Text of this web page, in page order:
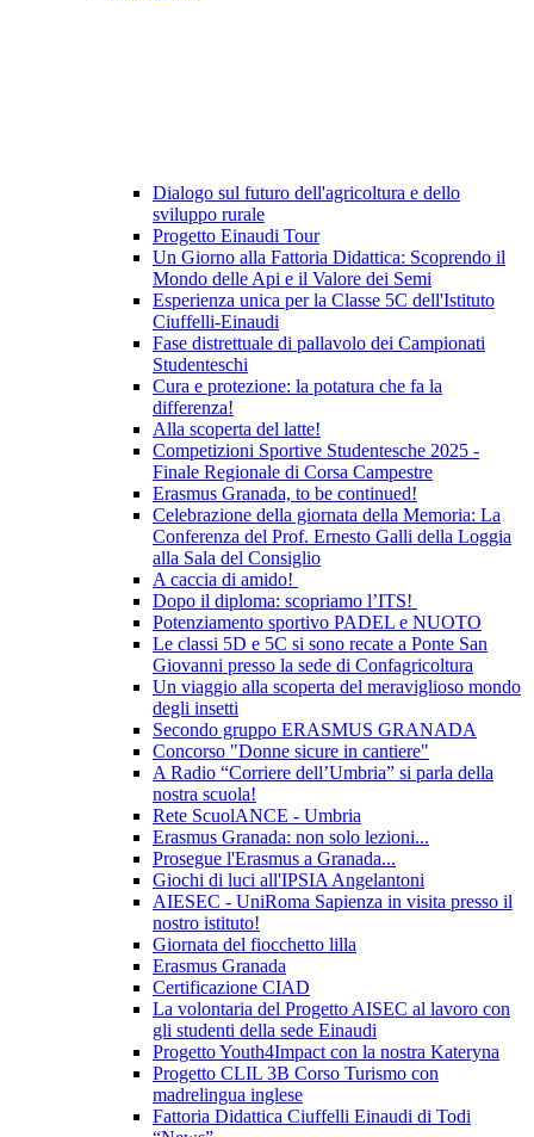
Dialogo sul futuro dell'agricoltura e dello
sviluppo rurale
Progetto Einaudi Tour
Un Giorno alla Fattoria Didattica: Scoprendo il
Mondo delle Api e il Valore dei Semi
Esperienza unica per la Classe 5C dell'Istituto
Ciuffelli-Einaudi
Fase distrettuale di pallavolo dei Campionati
Studenteschi
Cura e protezione: la potatura che fa la
differenza!
Alla scoperta del latte!
Competizioni Sportive Studentesche 2025 -
Finale Regionale di Corsa Campestre
Erasmus Granada, to be continued!
Celebrazione della giornata della Memoria: La
Conferenza del Prof. Ernesto Galli della Loggia
alla Sala del Consiglio
A caccia di amido!
Dopo il diploma: scopriamo l’ITS!
Potenziamento sportivo PADEL e NUOTO
Le classi 5D e 5C si sono recate a Ponte San
Giovanni presso la sede di Confagricoltura
Un viaggio alla scoperta del meraviglioso mondo
degli insetti
Secondo gruppo ERASMUS GRANADA
Concorso "Donne sicure in cantiere"
A Radio “Corriere dell’Umbria” si parla della
nostra scuola!
Rete ScuolANCE - Umbria
Erasmus Granada: non solo lezioni...
Prosegue l'Erasmus a Granada...
Giochi di luci all'IPSIA Angelantoni
AIESEC - UniRoma Sapienza in visita presso il
nostro istituto!
Giornata del fiocchetto lilla
Erasmus Granada
Certificazione CIAD
La volontaria del Progetto AISEC al lavoro con
gli studenti della sede Einaudi
Progetto Youth4Impact con la nostra Kateryna
Progetto CLIL 3B Corso Turismo con
madrelingua inglese
Fattoria Didattica Ciuffelli Einaudi di Todi